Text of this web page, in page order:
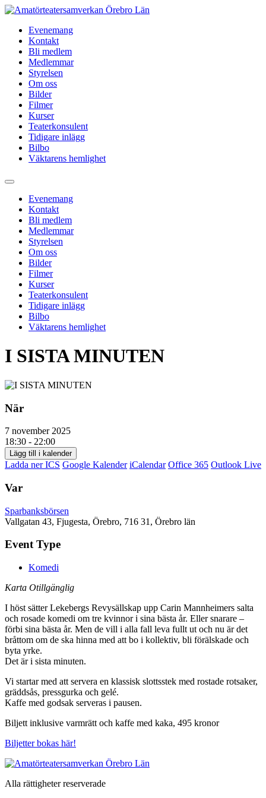
Hoppa
innehållEvenemang
Kontakt
Bli medlem
Medlemmar
Styrelsen
Om oss
Bilder
Filmer
Kurser
Teaterkonsulent
Tidigare inlägg
Bilbo
Väktarens hemlighet
Evenemang
Kontakt
Bli medlem
Medlemmar
Styrelsen
Om oss
Bilder
Filmer
Kurser
Teaterkonsulent
Tidigare inlägg
Bilbo
Väktarens hemlighet
I SISTA MINUTEN
När
7 november 2025
18:30 - 22:00
Lägg till i kalender
Ladda ner ICS Google Kalender iCalendar Office 365 Outlook Live
Var
Sparbanksbörsen
Vallgatan 43, Fjugesta, Örebro, 716 31, Örebro län
Event Type
Komedi
Karta Otillgänglig
I höst sätter Lekebergs Revysällskap upp Carin Mannheimers salta
och rosade komedi om tre kvinnor i sina bästa år. Eller snarare –
förbi sina bästa år. Men de vill i alla fall leva fullt ut och nu är det
bråttom om de ska hinna med att bo i kollektiv, bli förälskade och
byta yrke.
Det är i sista minuten.
Vi startar med att servera en klassisk slottsstek med rostade rotsaker,
gräddsås, pressgurka och gelé.
Kaffe med godsak serveras i pausen.
Biljett inklusive varmrätt och kaffe med kaka, 495 kronor
Biljetter bokas här!
Alla rättigheter reserverade